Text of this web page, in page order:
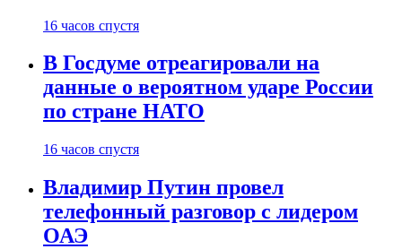
16 часов спустя
В Госдуме отреагировали на
данные о вероятном ударе России
по стране НАТО
16 часов спустя
Владимир Путин провел
телефонный разговор с лидером
ОАЭ